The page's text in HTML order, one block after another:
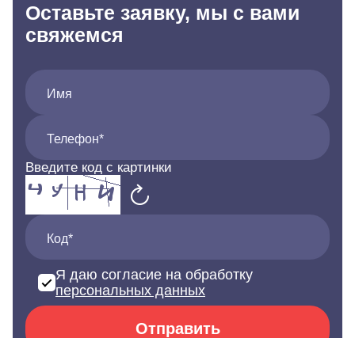
Оставьте заявку, мы с вами
свяжемся
Имя
Телефон*
Введите код с картинки
Код*
Я даю согласие на обработку
персональных данных
Отправить